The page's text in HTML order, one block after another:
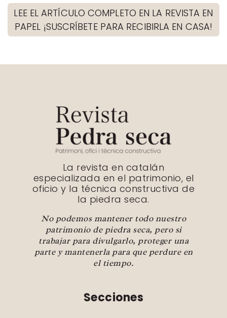
LEE EL ARTÍCULO COMPLETO EN LA REVISTA EN
PAPEL ¡SUSCRÍBETE PARA RECIBIRLA EN CASA!
La revista en catalán
especializada en el patrimonio, el
oficio y la técnica constructiva de
la piedra seca.
No podemos mantener todo nuestro
patrimonio de piedra seca, pero si
trabajar para divulgarlo, proteger una
parte y mantenerla para que perdure en
el tiempo.
Secciones